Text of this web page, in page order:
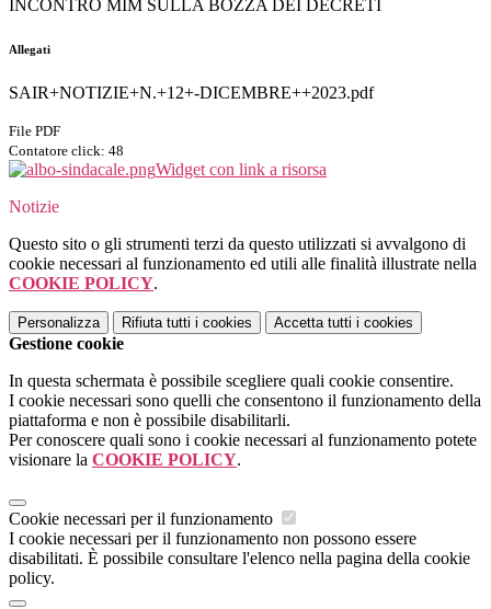
INCONTRO MIM SULLA BOZZA DEI DECRETI
Allegati
SAIR+NOTIZIE+N.+12+-DICEMBRE++2023.pdf
File PDF
Contatore click: 48
Widget con link a risorsa
Notizie
Questo sito o gli strumenti terzi da questo utilizzati si avvalgono di
cookie necessari al funzionamento ed utili alle finalità illustrate nella
COOKIE POLICY.
Personalizza Rifiuta tutti i cookies Accetta tutti i cookies
Gestione cookie
In questa schermata è possibile scegliere quali cookie consentire.
I cookie necessari sono quelli che consentono il funzionamento della
piattaforma e non è possibile disabilitarli.
Per conoscere quali sono i cookie necessari al funzionamento potete
visionare la COOKIE POLICY.
Cookie necessari per il funzionamento
I cookie necessari per il funzionamento non possono essere
disabilitati. È possibile consultare l'elenco nella pagina della cookie
policy.